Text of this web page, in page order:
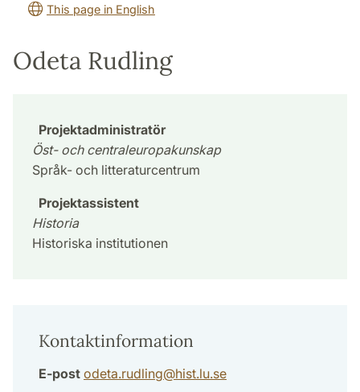
This page in English
Odeta Rudling
Projektadministratör
Öst- och centraleuropakunskap
Språk- och litteraturcentrum
Projektassistent
Historia
Historiska institutionen
Kontaktinformation
E-post odeta.rudling@hist.lu.se